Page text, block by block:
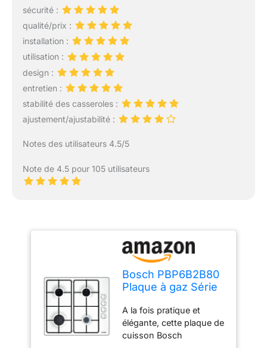
sécurité :
qualité/prix :
installation :
utilisation :
design :
entretien :
stabilité des casseroles :
ajustement/ajustabilité :
Notes des utilisateurs 4.5/5
Note de 4.5 pour 105 utilisateurs
Bosch PBP6B2B80
Plaque à gaz Série
cuisson encastrable
4 Feux - 60 cm -
Puissance 7400 W -
A la fois pratique et
élégante, cette plaque de
cuisson Bosch